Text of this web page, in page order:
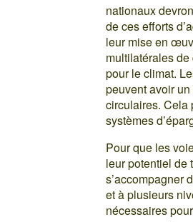
nationaux
de ces efforts
leur mise en
multilatérales
pour le climat.
peuvent avoir
circulaires. Cela
systèmes
Pour que les
leur potentiel de
s’accompagner
et à plusieurs
nécessaires